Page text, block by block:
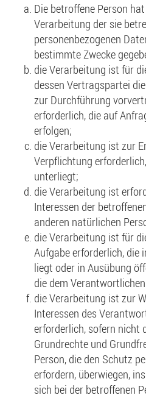
Die betroffene Person
Verarbeitung der sie
personenbezogenen
bestimmte Zwecke
die Verarbeitung ist für
dessen Vertragspartei
zur Durchführung
erforderlich, die auf
erfolgen;
die Verarbeitung ist zur
Verpflichtung
unterliegt;
die Verarbeitung ist
Interessen der
anderen natürlichen
die Verarbeitung ist für
Aufgabe erforderlich, die
liegt oder in Ausübung
die dem
die Verarbeitung ist zur
Interessen des
erforderlich, sofern nicht
Grundrechte und
Person, die den Schutz
erfordern, überwiegen,
sich bei der betroffenen